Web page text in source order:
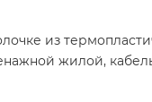
из
жилой,